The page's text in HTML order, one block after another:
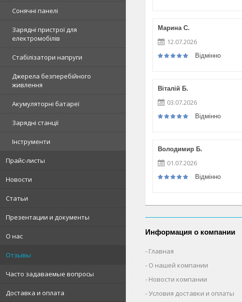
Сонячні панелі
Зарядні пристрої для
електромобілів
Стабілізатори напруги
Джерела безперебійного
живлення
Акумуляторні батареї
Зарядні станції
Інструменти
Прайс-листы
Новости
Статьи
Презентации и документы
О нас
Отзывы
Часто задаваемые вопросы
Доставка и оплата
Марина С.
12.07.2026
Відмінно
Віталій Б.
03.07.2026
Відмінно
Володимир Б.
01.07.2026
Відмінно
Информация о компании
Главная
О нашей компании
Новости компании
Условия доставки и оплаты